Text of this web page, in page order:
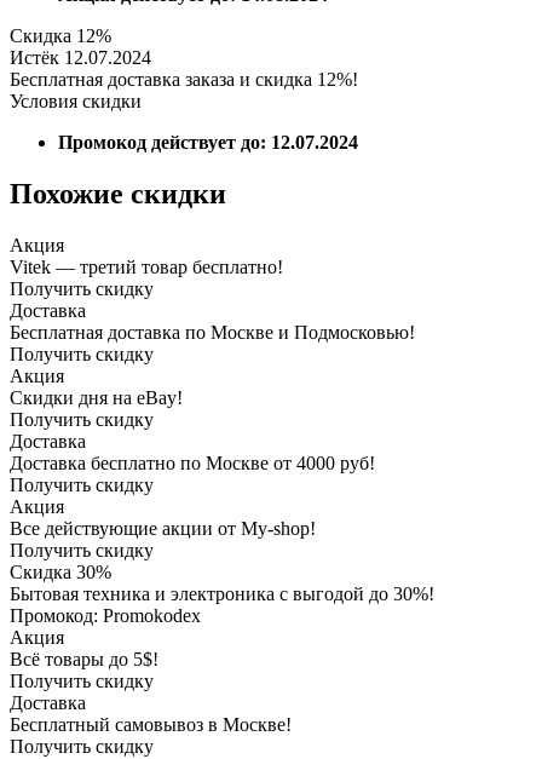
Скидка 12%
Истёк 12.07.2024
Бесплатная доставка заказа и скидка 12%!
Условия скидки
Промокод действует до: 12.07.2024
Похожие скидки
Акция
Vitek — третий товар бесплатно!
Получить скидку
Доставка
Бесплатная доставка по Москве и Подмосковью!
Получить скидку
Акция
Скидки дня на eBay!
Получить скидку
Доставка
Доставка бесплатно по Москве от 4000 руб!
Получить скидку
Акция
Все действующие акции от My-shop!
Получить скидку
Скидка 30%
Бытовая техника и электроника с выгодой до 30%!
Промокод: Promokodex
Акция
Всё товары до 5$!
Получить скидку
Доставка
Бесплатный самовывоз в Москве!
Получить скидку